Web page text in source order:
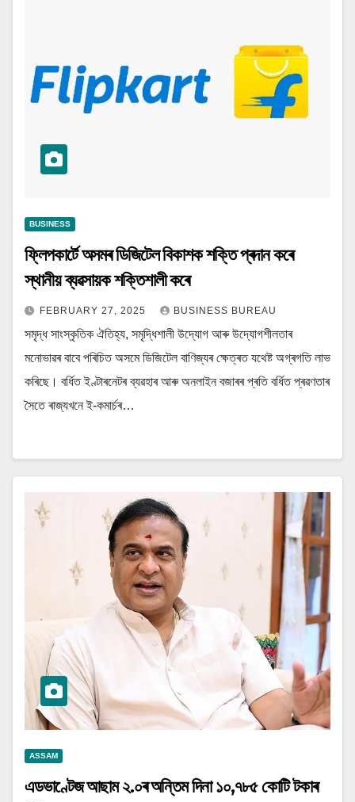
BUSINESS
ফ্লিপকাৰ্টে অসমৰ ডিজিটেল বিকাশক শক্তি প্ৰদান কৰে
স্থানীয় ব্যৱসায়ক শক্তিশালী কৰে
FEBRUARY 27, 2025 BUSINESS BUREAU
সমৃদ্ধ সাংস্কৃতিক ঐতিহ্য, সমৃদ্ধিশালী উদ্যোগ আৰু উদ্যোগশীলতাৰ
মনোভাৱৰ বাবে পৰিচিত অসমে ডিজিটেল বাণিজ্যৰ ক্ষেত্ৰত যথেষ্ট অগ্ৰগতি লাভ
কৰিছে। বৰ্ধিত ইণ্টাৰনেটৰ ব্যৱহাৰ আৰু অনলাইন বজাৰৰ প্ৰতি বৰ্ধিত প্ৰৱণতাৰ
সৈতে ৰাজ্যখনে ই-কমাৰ্চৰ…
ASSAM
এডভাণ্টেজ আছাম ২.০ৰ অন্তিম দিনা ১০,৭৮৫ কোটি টকাৰ